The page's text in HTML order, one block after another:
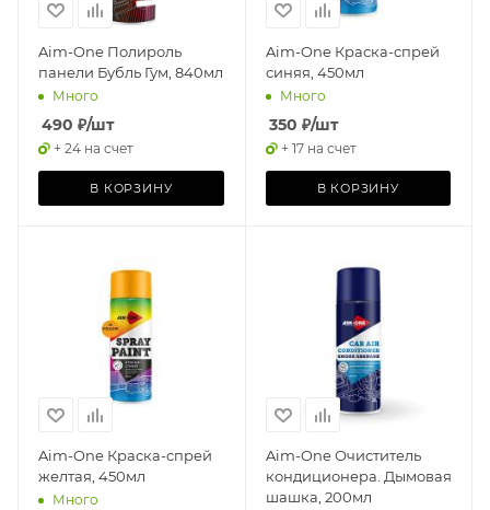
Aim-One Полироль
панели Бубль Гум, 840мл
Много
490 ₽/шт
+ 24 на счет
В КОРЗИНУ
Aim-One Краска-спрей
синяя, 450мл
Много
350 ₽/шт
+ 17 на счет
В КОРЗИНУ
Aim-One Краска-спрей
желтая, 450мл
Много
Aim-One Очиститель
кондиционера. Дымовая
шашка, 200мл